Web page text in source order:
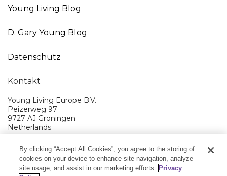
Young Living Blog
D. Gary Young Blog
Datenschutz
Kontakt
Young Living Europe B.V.
Peizerweg 97
9727 AJ Groningen
Netherlands
Kundenservice:
08000-825049
Young Living EMEA Ltd Hauptquartier: 44 (0) 20 3935 9000
By clicking “Accept All Cookies”, you agree to the storing of
cookies on your device to enhance site navigation, analyze
site usage, and assist in our marketing efforts. Privacy